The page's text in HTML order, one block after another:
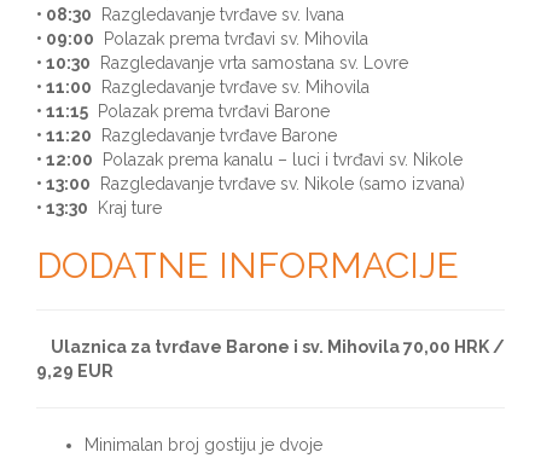
• 08:30 Razgledavanje tvrđave sv. Ivana
• 09:00 Polazak prema tvrđavi sv. Mihovila
• 10:30 Razgledavanje vrta samostana sv. Lovre
• 11:00 Razgledavanje tvrđave sv. Mihovila
• 11:15 Polazak prema tvrđavi Barone
• 11:20 Razgledavanje tvrđave Barone
• 12:00 Polazak prema kanalu – luci i tvrđavi sv. Nikole
• 13:00 Razgledavanje tvrđave sv. Nikole (samo izvana)
• 13:30 Kraj ture
DODATNE INFORMACIJE
Ulaznica za tvrđave Barone i sv. Mihovila 70,00 HRK /
9,29 EUR
Minimalan broj gostiju je dvoje